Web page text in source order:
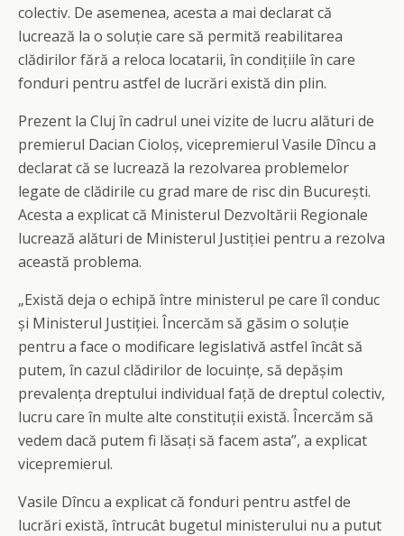
colectiv. De asemenea, acesta a mai declarat că
lucrează la o soluție care să permită reabilitarea
clădirilor fără a reloca locatarii, în condițiile în care
fonduri pentru astfel de lucrări există din plin.
Prezent la Cluj în cadrul unei vizite de lucru alături de
premierul Dacian Cioloș, vicepremierul Vasile Dîncu a
declarat că se lucrează la rezolvarea problemelor
legate de clădirile cu grad mare de risc din București.
Acesta a explicat că Ministerul Dezvoltării Regionale
lucrează alături de Ministerul Justiției pentru a rezolva
această problema.
„Există deja o echipă între ministerul pe care îl conduc
și Ministerul Justiției. Încercăm să găsim o soluție
pentru a face o modificare legislativă astfel încât să
putem, în cazul clădirilor de locuințe, să depășim
prevalența dreptului individual față de dreptul colectiv,
lucru care în multe alte constituții există. Încercăm să
vedem dacă putem fi lăsați să facem asta”, a explicat
vicepremierul.
Vasile Dîncu a explicat că fonduri pentru astfel de
lucrări există, întrucât bugetul ministerului nu a putut